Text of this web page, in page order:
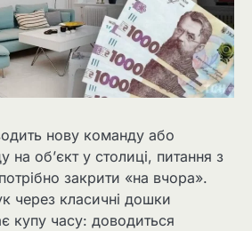
нову команду або
на об’єкт у столиці, питання з
закрити «на вчора».
через класичні дошки
купу часу: доводиться